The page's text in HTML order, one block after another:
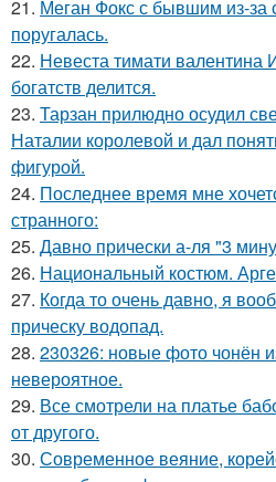
21. Меган Фокс с бывшим из-за
поругалась.
22. Невеста тимати валентина
богатств делится.
23. Тарзан прилюдно осудил
Наталии королевой и дал
фигурой.
24. Последнее время мне
странного:
25. Давно прически а-ля "3
26. Национальный костюм.
27. Когда то очень давно, я
прическу водопад.
28. 230326: новые фото чонён
невероятное.
29. Все смотрели на платье
от другого.
30. Современное веяние,